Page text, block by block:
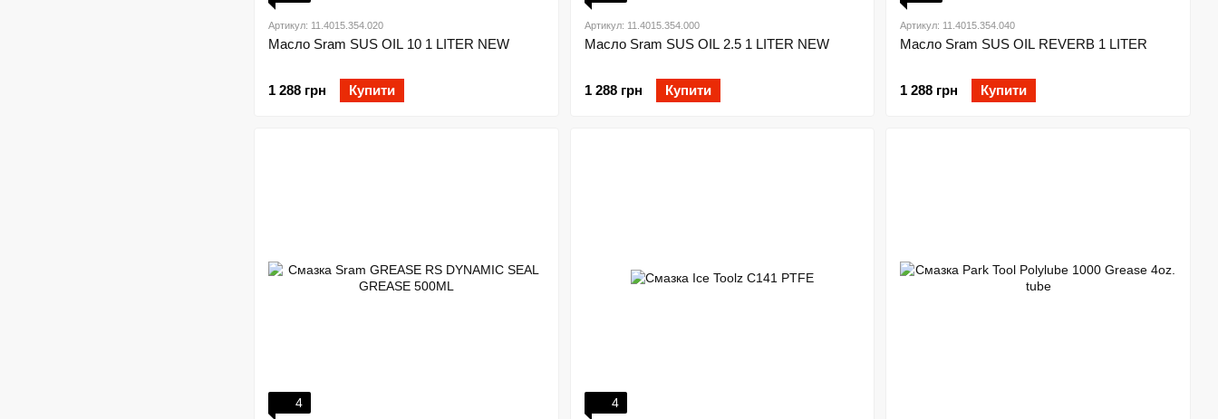
Артикул: 11.4015.354.020
Масло Sram SUS OIL 10 1 LITER NEW
1 288 грн Купити
Артикул: 11.4015.354.000
Масло Sram SUS OIL 2.5 1 LITER NEW
1 288 грн Купити
Артикул: 11.4015.354.040
Масло Sram SUS OIL REVERB 1 LITER
1 288 грн Купити
4 4